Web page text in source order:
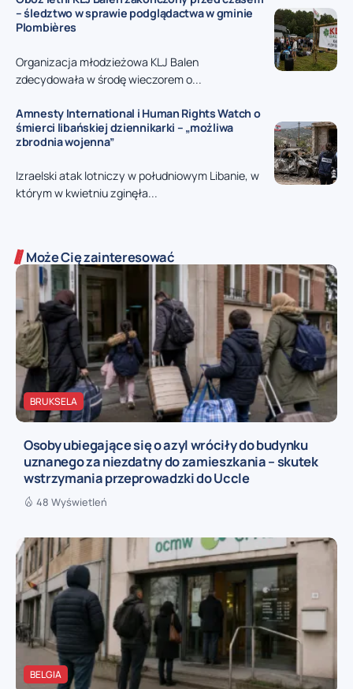
– śledztwo w sprawie podglądactwa w gminie
Plombières
Organizacja młodzieżowa KLJ Balen
zdecydowała w środę wieczorem o...
Amnesty International i Human Rights Watch o
śmierci libańskiej dziennikarki – „możliwa
zbrodnia wojenna”
Izraelski atak lotniczy w południowym Libanie, w
którym w kwietniu zginęła...
Może Cię zainteresować
BRUKSELA
Osoby ubiegające się o azyl wróciły do budynku
uznanego za niezdatny do zamieszkania – skutek
wstrzymania przeprowadzki do Uccle
48 Wyświetleń
BELGIA